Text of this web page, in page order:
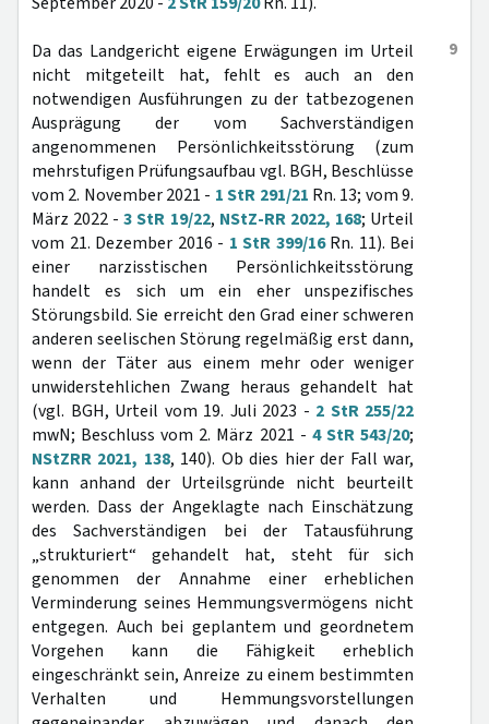
9
Da das Landgericht eigene Erwägungen im Urteil
nicht mitgeteilt hat, fehlt es auch an den
notwendigen Ausführungen zu der tatbezogenen
Ausprägung der vom Sachverständigen
angenommenen Persönlichkeitsstörung (zum
mehrstufigen Prüfungsaufbau vgl. BGH, Beschlüsse
vom 2. November 2021 - 1 StR 291/21 Rn. 13; vom 9.
März 2022 -3 StR 19/22, NStZ-RR 2022, 168; Urteil
vom 21. Dezember 2016 - 1 StR 399/16Rn. 11). Bei
einer narzisstischen Persönlichkeitsstörung
handelt es sich um ein eher unspezifisches
Störungsbild. Sie erreicht den Grad einer schweren
anderen seelischen Störung regelmäßig erst dann,
wenn der Täter aus einem mehr oder weniger
unwiderstehlichen Zwang heraus gehandelt hat
(vgl. BGH, Urteil vom 19. Juli 2023 - 2 StR 255/22
mwN; Beschluss vom 2. März 2021 - 4 StR 543/20;
NStZRR 2021, 138, 140). Ob dies hier der Fall war,
kann anhand der Urteilsgründe nicht beurteilt
werden. Dass der Angeklagte nach Einschätzung
des Sachverständigen bei der Tatausführung
„strukturiert“ gehandelt hat, steht für sich
genommen der Annahme einer erheblichen
Verminderung seines Hemmungsvermögens nicht
entgegen. Auch bei geplantem und geordnetem
Vorgehen kann die Fähigkeit erheblich
eingeschränkt sein, Anreize zu einem bestimmten
Verhalten und Hemmungsvorstellungen